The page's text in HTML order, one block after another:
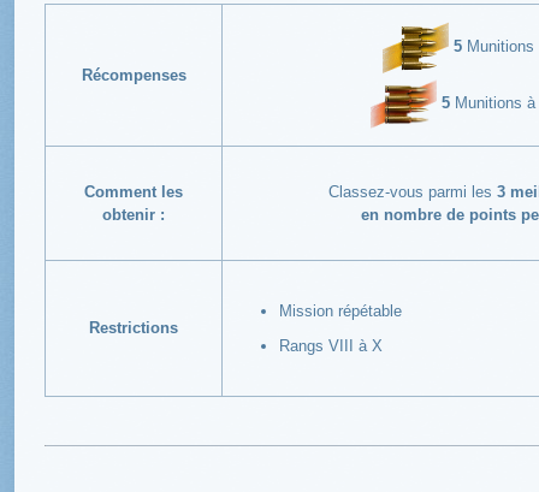
Récompenses
5
5Munitions à
Comment les
obtenir :
Classez-vous parmi les 3
en nombre de points
Restrictions
Mission répétable
Rangs VIII à X